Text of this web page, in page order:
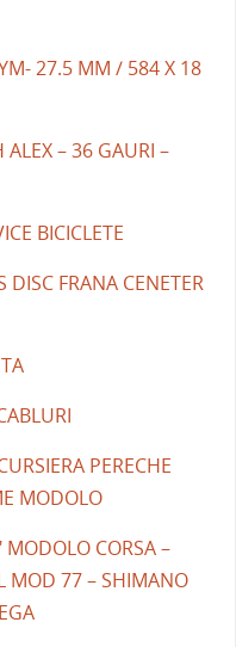
27.5 MM / 584 X 18
ALEX – 36 GAURI –
BICICLETE
DISC FRANA CENETER
PERECHE
MODOLO
MODOLO CORSA –
MOD 77 – SHIMANO